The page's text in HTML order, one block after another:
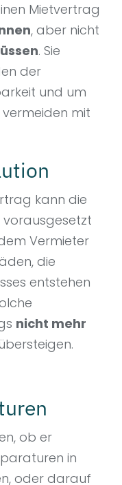
Mietvertrag
, aber nicht
. Sie
der
und um
mit
kann die
vorausgesetzt
Vermieter
die
entstehen
nicht mehr
ob er
in
oder darauf